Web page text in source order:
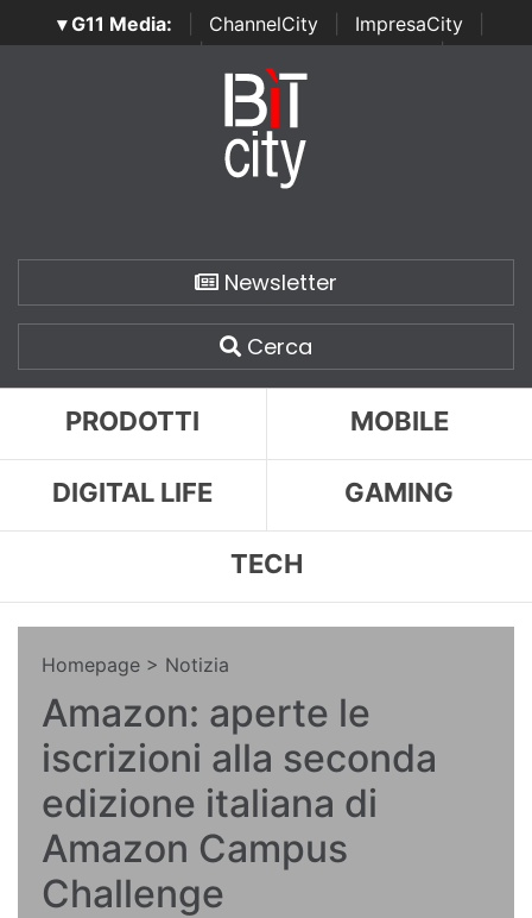
▾ G11 Media: ChannelCity ImpresaCity
SecurityOpenLab | Italian Channel Awards | Italian
Italian Security Awards
Newsletter
Cerca
PRODOTTI MOBILE
DIGITAL LIFE GAMING
TECH
Homepage > Notizia
Amazon: aperte le
iscrizioni alla seconda
edizione italiana di
Amazon Campus
Challenge